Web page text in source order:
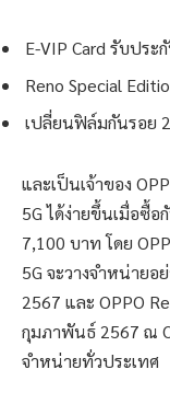
E-VIP Card รับปร
Reno Special
เปลี่ยนฟิล์มกันรอย 2
และเป็นเจ้าของ
5G ได้ง่ายขึ้นเมื่อซื้อ
7,100 บาท โดย
5G จะวางจำหน่าย
2567 และ OPPO
กุมภาพันธ์ 2567 ณ
จำหน่ายทั่วประเทศ